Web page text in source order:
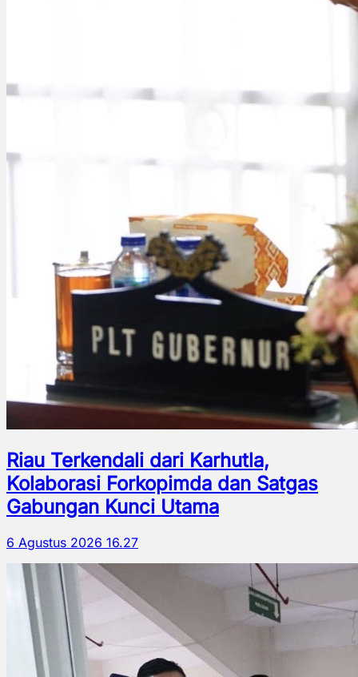
Riau Terkendali dari Karhutla,
Kolaborasi Forkopimda dan Satgas
Gabungan Kunci Utama
6 Agustus 2026 16.27